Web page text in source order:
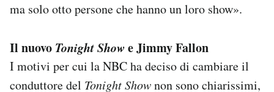
ma solo otto persone che hanno un loro show».
Il nuovo Tonight Showe Jimmy Fallon
I motivi per cui la NBC ha deciso di cambiare il
conduttore del Tonight Shownon sono chiarissimi,